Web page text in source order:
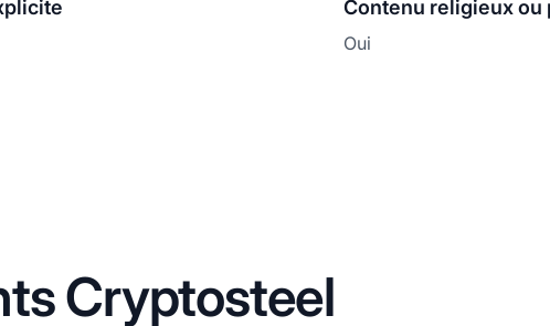
Contenu religieux ou
Oui
Cryptosteel